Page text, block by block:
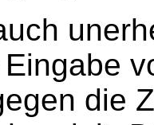
die